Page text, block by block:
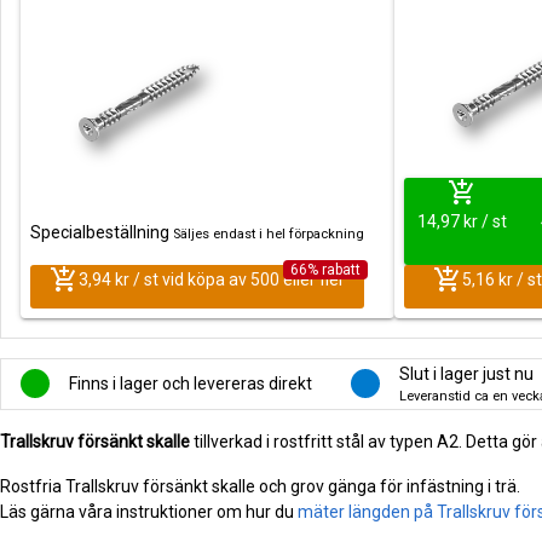
Specialbeställning Säljes endast i hel förpackning
add_shopping_cart3,94 kr / st vid köpa av 500 eller fler
66% rabatt
add_shopping_cart
14,97 kr / st
add_shopping_cart5,16 kr /
Finns i lager och levereras direkt Slut i lager just nu
Leveranstid ca en
Trallskruv försänkt skalletillverkad i rostfritt stål av typen A2. Detta
Rostfria Trallskruv försänkt skalle och grov gänga för infästning i trä.
Läs gärna våra instruktioner om hur du mäter längden på Trallskruv